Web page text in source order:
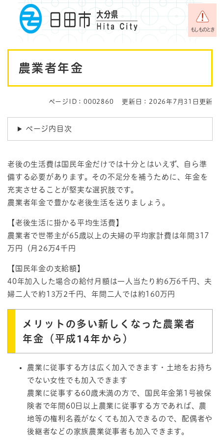
メニューを飛ばして本文へ
もしものとき
農業者年金
ページID：0002860 更新日：2026年7月31日更新
ページ内目次
老後の生活費は国民年金だけでは十分とはいえず、自ら準
備する必要があります。その不足分を補うために、年金を
充実させることが堅実な選択肢です。
農業者年金で豊かな老後生活を送りましょう。
【老後生活に掛かる平均生活費】
農業者で世帯主が65歳以上の夫婦の平均家計費は年間317
万円（月26万4千円
【国民年金の支給額】
40年加入した場合の給付月額は一人当たり約6万6千円、夫
婦二人で約13万2千円、年間二人では約160万円
メリットの多い新しくなった農業者
年金（平成14年から）
農業に従事する方は広く加入できます・土地をお持ち
でない女性でも加入できます
農業に従事する60歳未満の方で、国民年金第1号被保
険者で年間60日以上農業に従事する方であれば、農
地等の権利名義がなくても加入できるので、配偶者や
後継者などの家族農業従事者も加入できます。